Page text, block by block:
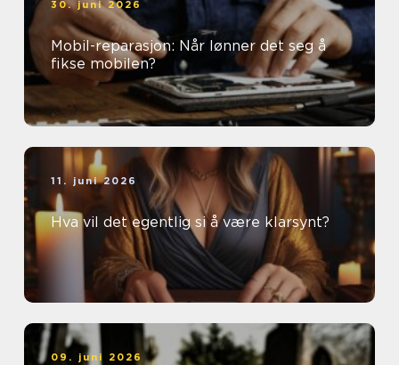
30. juni 2026
Mobil-reparasjon: Når lønner det seg å
fikse mobilen?
11. juni 2026
Hva vil det egentlig si å være klarsynt?
09. juni 2026